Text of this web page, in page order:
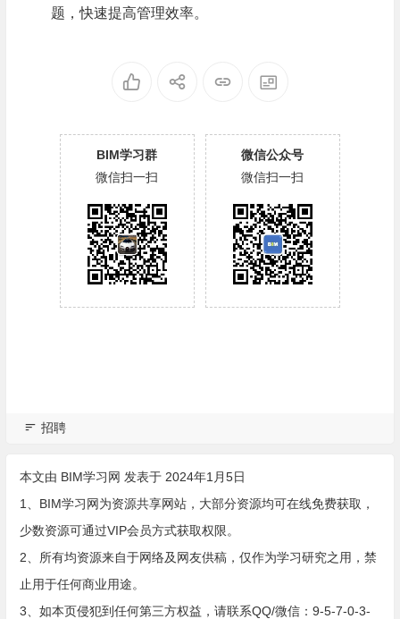
题，快速提高管理效率。
BIM学习群
微信扫一扫
微信公众号
微信扫一扫
招聘
本文由 BIM学习网 发表于 2024年1月5日
1、BIM学习网为资源共享网站，大部分资源均可在线免费获取，
少数资源可通过VIP会员方式获取权限。
2、所有均资源来自于网络及网友供稿，仅作为学习研究之用，禁
止用于任何商业用途。
3、如本页侵犯到任何第三方权益，请联系QQ/微信：9-5-7-0-3-